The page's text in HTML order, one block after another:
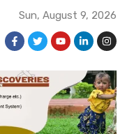
Sun, August 9, 2026